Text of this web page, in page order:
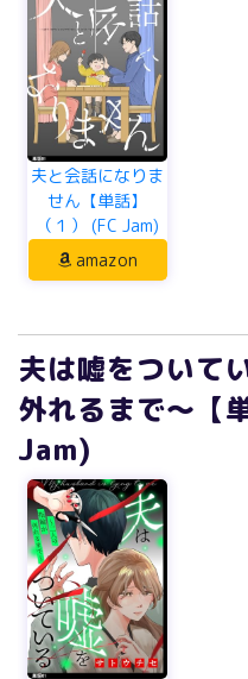
夫と会話になりま
せん【単話】
（１） (FC Jam)
amazon
夫は嘘をついて
外れるまで～【
Jam)